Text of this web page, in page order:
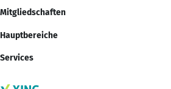
Mitgliedschaften
Hauptbereiche
Services